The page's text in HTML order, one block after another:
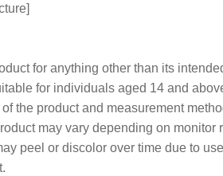
for anything other than its
for individuals aged 14 and
the product and measurement
may vary depending on monitor
peel or discolor over time due to